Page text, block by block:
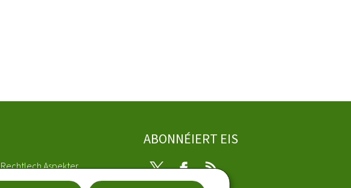
Rechtlech Aspekter
ABONNÉIERT EIS
TwitterFacebook
RSS